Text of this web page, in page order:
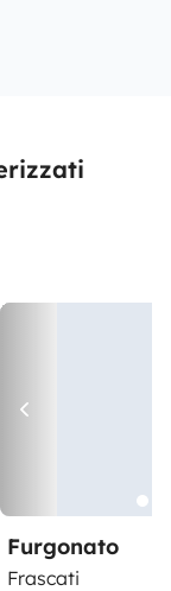
Furgonato
Frascati